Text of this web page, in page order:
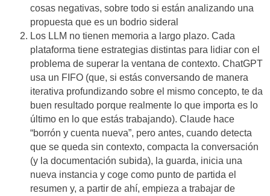
cosas negativas, sobre todo si están analizando una
propuesta que es un bodrio sideral
Los LLM no tienen memoria a largo plazo. Cada
plataforma tiene estrategias distintas para lidiar con el
problema de superar la ventana de contexto. ChatGPT
usa un FIFO (que, si estás conversando de manera
iterativa profundizando sobre el mismo concepto, te da
buen resultado porque realmente lo que importa es lo
último en lo que estás trabajando). Claude hace
“borrón y cuenta nueva”, pero antes, cuando detecta
que se queda sin contexto, compacta la conversación
(y la documentación subida), la guarda, inicia una
nueva instancia y coge como punto de partida el
resumen y, a partir de ahí, empieza a trabajar de